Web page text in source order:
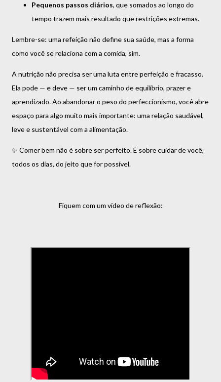
Pequenos passos diários, que somados ao longo do
tempo trazem mais resultado que restrições extremas.
Lembre-se: uma refeição não define sua saúde, mas a forma
como você se relaciona com a comida, sim.
A nutrição não precisa ser uma luta entre perfeição e fracasso.
Ela pode — e deve — ser um caminho de equilíbrio, prazer e
aprendizado. Ao abandonar o peso do perfeccionismo, você abre
espaço para algo muito mais importante: uma relação saudável,
leve e sustentável com a alimentação.
✨ Comer bem não é sobre ser perfeito. É sobre cuidar de você,
todos os dias, do jeito que for possível.
Fiquem com um vídeo de reflexão: